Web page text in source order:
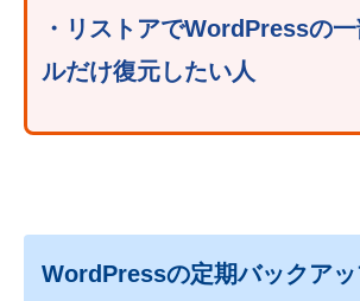
・リストアでWordPressの
ルだけ復元したい人
WordPressの定期バックア